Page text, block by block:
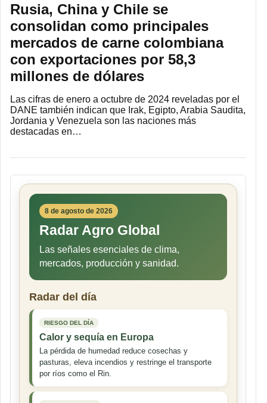
Rusia, China y Chile se
consolidan como principales
mercados de carne colombiana
con exportaciones por 58,3
millones de dólares
Las cifras de enero a octubre de 2024 reveladas por el
DANE también indican que Irak, Egipto, Arabia Saudita,
Jordania y Venezuela son las naciones más
destacadas en…
8 de agosto de 2026
Radar Agro Global
Las señales esenciales de clima,
mercados, producción y sanidad.
Radar del día
RIESGO DEL DÍA
Calor y sequía en Europa
La pérdida de humedad reduce cosechas y
pasturas, eleva incendios y restringe el transporte
por ríos como el Rin.